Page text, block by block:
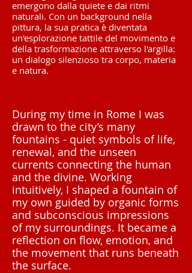
emergono dalla quiete e dai ritmi
naturali. Con un background nella
pittura, la sua pratica è diventata
un'esplorazione tattile del movimento e
della trasformazione attraverso l'argilla:
un dialogo silenzioso tra corpo, materia
e natura.
During my time in Rome I was
drawn to the city’s many
fountains - quiet symbols of life,
renewal, and the unseen
currents connecting the human
and the divine. Working
intuitively, I shaped a fountain of
my own guided by organic forms
and subconscious impressions
of my surroundings. It became a
reflection on flow, emotion, and
the movement that runs beneath
the surface.